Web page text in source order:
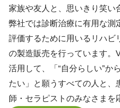
家族や友人と、思いきり笑い
弊社では診断治療に有用な測
評価するために用いるリハビ
の製造販売を行っています。
活用して、「“自分らしい”か
たい」と願うすべての人と、
師・セラピストのみなさまを